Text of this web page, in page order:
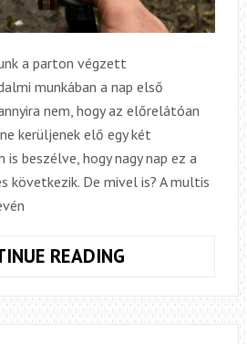
a parton végzett
munkában a nap első
nem, hogy az előrelátóan
kerüljenek elő egy két
is beszélve, hogy nagy nap ez a
következik. De mivel is? A multis
READING
KEZDŐ
MÓDRA